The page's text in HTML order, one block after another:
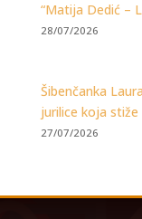
“Matija Dedić –
28/07/2026
Šibenčanka
jurilice koja
27/07/2026